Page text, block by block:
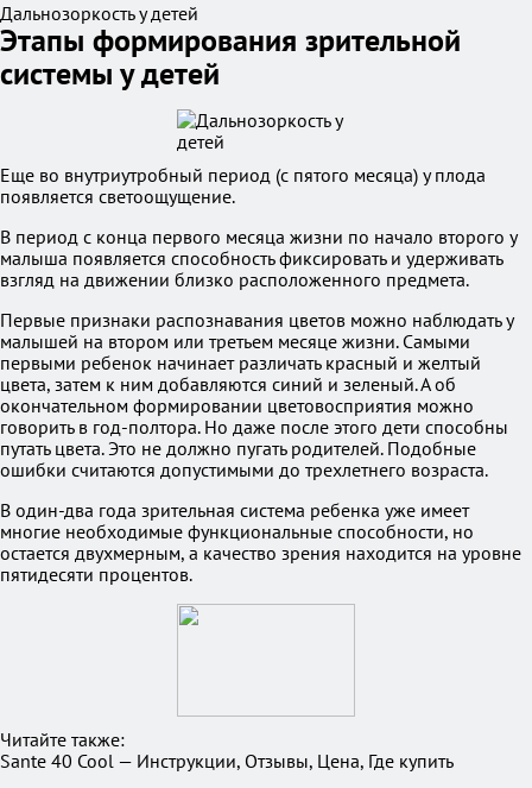
Дальнозоркость у детей
Этапы формирования зрительной
системы у детей
Еще во внутриутробный период (с пятого месяца) у плода
появляется светоощущение.
В период с конца первого месяца жизни по начало второго у
малыша появляется способность фиксировать и удерживать
взгляд на движении близко расположенного предмета.
Первые признаки распознавания цветов можно наблюдать у
малышей на втором или третьем месяце жизни. Самыми
первыми ребенок начинает различать красный и желтый
цвета, затем к ним добавляются синий и зеленый. А об
окончательном формировании цветовосприятия можно
говорить в год-полтора. Но даже после этого дети способны
путать цвета. Это не должно пугать родителей. Подобные
ошибки считаются допустимыми до трехлетнего возраста.
В один-два года зрительная система ребенка уже имеет
многие необходимые функциональные способности, но
остается двухмерным, а качество зрения находится на уровне
пятидесяти процентов.
Читайте также:
Sante 40 Cool — Инструкции, Отзывы, Цена, Где купить